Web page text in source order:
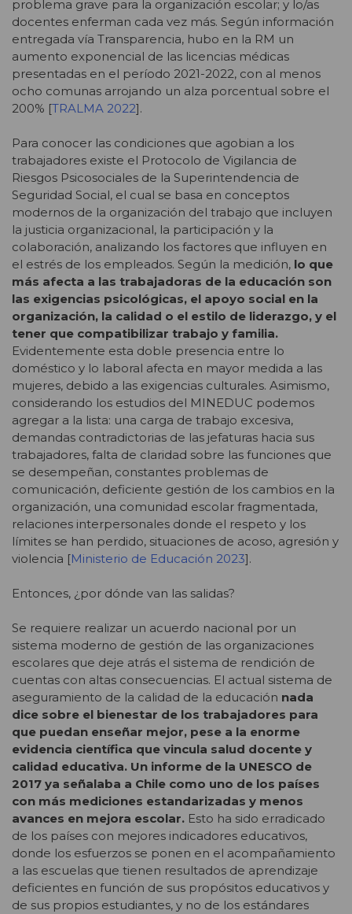
problema grave para la organización escolar; y lo/as
docentes enferman cada vez más. Según información
entregada vía Transparencia, hubo en la RM un
aumento exponencial de las licencias médicas
presentadas en el período 2021-2022, con al menos
ocho comunas arrojando un alza porcentual sobre el
200% [TRALMA 2022].
Para conocer las condiciones que agobian a los
trabajadores existe el Protocolo de Vigilancia de
Riesgos Psicosociales de la Superintendencia de
Seguridad Social, el cual se basa en conceptos
modernos de la organización del trabajo que incluyen
la justicia organizacional, la participación y la
colaboración, analizando los factores que influyen en
el estrés de los empleados. Según la medición, lo que
más afecta a las trabajadoras de la educación son
las exigencias psicológicas, el apoyo social en la
organización, la calidad o el estilo de liderazgo, y el
tener que compatibilizar trabajo y familia.
Evidentemente esta doble presencia entre lo
doméstico y lo laboral afecta en mayor medida a las
mujeres, debido a las exigencias culturales. Asimismo,
considerando los estudios del MINEDUC podemos
agregar a la lista: una carga de trabajo excesiva,
demandas contradictorias de las jefaturas hacia sus
trabajadores, falta de claridad sobre las funciones que
se desempeñan, constantes problemas de
comunicación, deficiente gestión de los cambios en la
organización, una comunidad escolar fragmentada,
relaciones interpersonales donde el respeto y los
límites se han perdido, situaciones de acoso, agresión y
violencia [Ministerio de Educación 2023].
Entonces, ¿por dónde van las salidas?
Se requiere realizar un acuerdo nacional por un
sistema moderno de gestión de las organizaciones
escolares que deje atrás el sistema de rendición de
cuentas con altas consecuencias. El actual sistema de
aseguramiento de la calidad de la educación nada
dice sobre el bienestar de los trabajadores para
que puedan enseñar mejor, pese a la enorme
evidencia científica que vincula salud docente y
calidad educativa. Un informe de la UNESCO de
2017 ya señalaba a Chile como uno de los países
con más mediciones estandarizadas y menos
avances en mejora escolar. Esto ha sido erradicado
de los países con mejores indicadores educativos,
donde los esfuerzos se ponen en el acompañamiento
a las escuelas que tienen resultados de aprendizaje
deficientes en función de sus propósitos educativos y
de sus propios estudiantes, y no de los estándares